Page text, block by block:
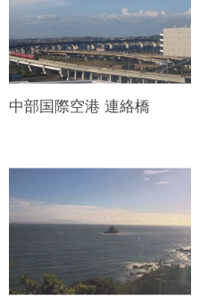
中部国際空港 連絡橋